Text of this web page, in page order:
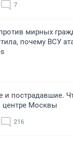
7
мирных
почему ВСУ
и пострадавшие.
центре Москвы
216